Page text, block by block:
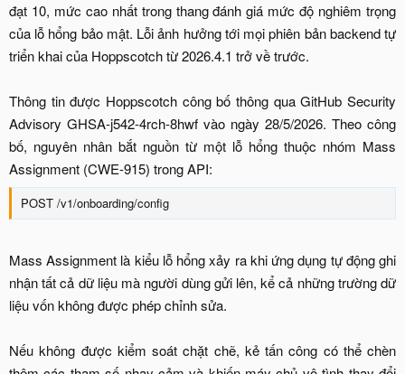
đạt 10, mức cao nhất trong thang đánh giá mức độ nghiêm trọng
của lỗ hổng bảo mật. Lỗi ảnh hưởng tới mọi phiên bản backend tự
triển khai của Hoppscotch từ 2026.4.1 trở về trước.
Thông tin được Hoppscotch công bố thông qua GitHub Security
Advisory GHSA-j542-4rch-8hwf vào ngày 28/5/2026. Theo công
bố, nguyên nhân bắt nguồn từ một lỗ hổng thuộc nhóm Mass
Assignment (CWE-915) trong API:​
POST /v1/onboarding/config​
Mass Assignment là kiểu lỗ hổng xảy ra khi ứng dụng tự động ghi
nhận tất cả dữ liệu mà người dùng gửi lên, kể cả những trường dữ
liệu vốn không được phép chỉnh sửa.
Nếu không được kiểm soát chặt chẽ, kẻ tấn công có thể chèn